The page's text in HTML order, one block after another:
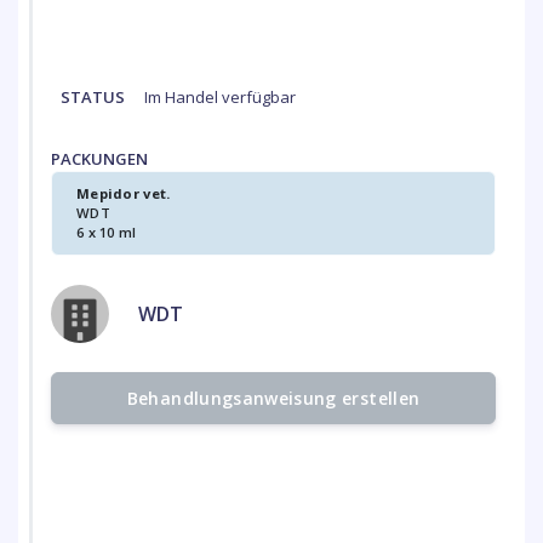
STATUS Im Handel verfügbar
PACKUNGEN
Mepidor vet.
WDT
6 x 10 ml
WDT
Behandlungsanweisung erstellen